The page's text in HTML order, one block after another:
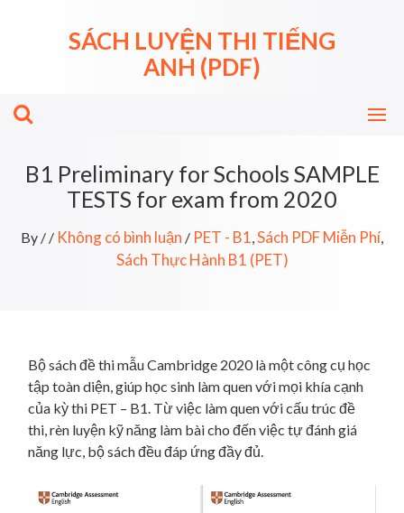
SÁCH LUYỆN THI TIẾNG
ANH (PDF)
B1 Preliminary for Schools SAMPLE
TESTS for exam from 2020
By / / Không có bình luận / PET - B1,Sách PDF Miễn Phí,
Sách Thực Hành B1 (PET)
Bộ sách đề thi mẫu Cambridge 2020 là một công cụ học
tập toàn diện, giúp học sinh làm quen với mọi khía cạnh
của kỳ thi PET – B1. Từ việc làm quen với cấu trúc đề
thi, rèn luyện kỹ năng làm bài cho đến việc tự đánh giá
năng lực, bộ sách đều đáp ứng đầy đủ.